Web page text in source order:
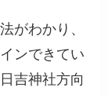
がわかり、
ンできてい
吉神社方向